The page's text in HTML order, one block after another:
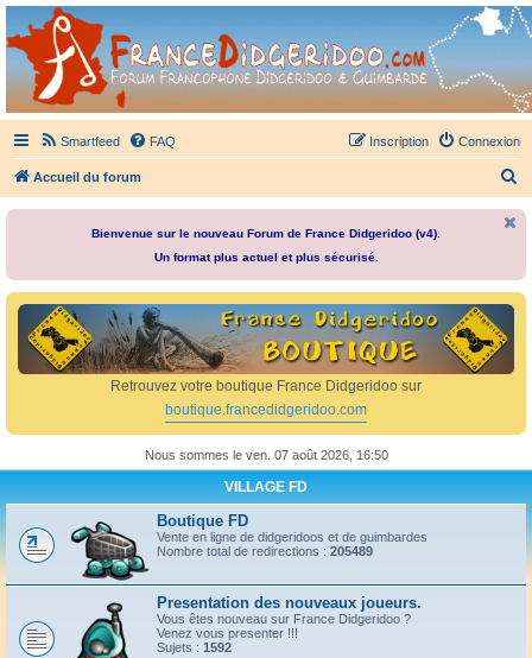
France Didgeridoo
Didgeridoo et Guimbarde sur France Didgeridoo - retrouvez la communauté.
Smartfeed FAQ Connexion
Inscription
Accueil du forum
e
r
Bienvenue sur le nouveau Forum de France Didgeridoo (v4).
Un format plus actuel et plus sécurisé.
Retrouvez votre boutique France Didgeridoo sur
boutique.francedidgeridoo.com
Nous sommes le ven. 07 août 2026, 16:50
VILLAGE FD
Boutique FD
Vente en ligne de didgeridoos et de guimbardes
Nombre total de redirections : 205489
Presentation des nouveaux joueurs.
Vous êtes nouveau sur France Didgeridoo ?
Venez vous presenter !!!
Sujets : 1592